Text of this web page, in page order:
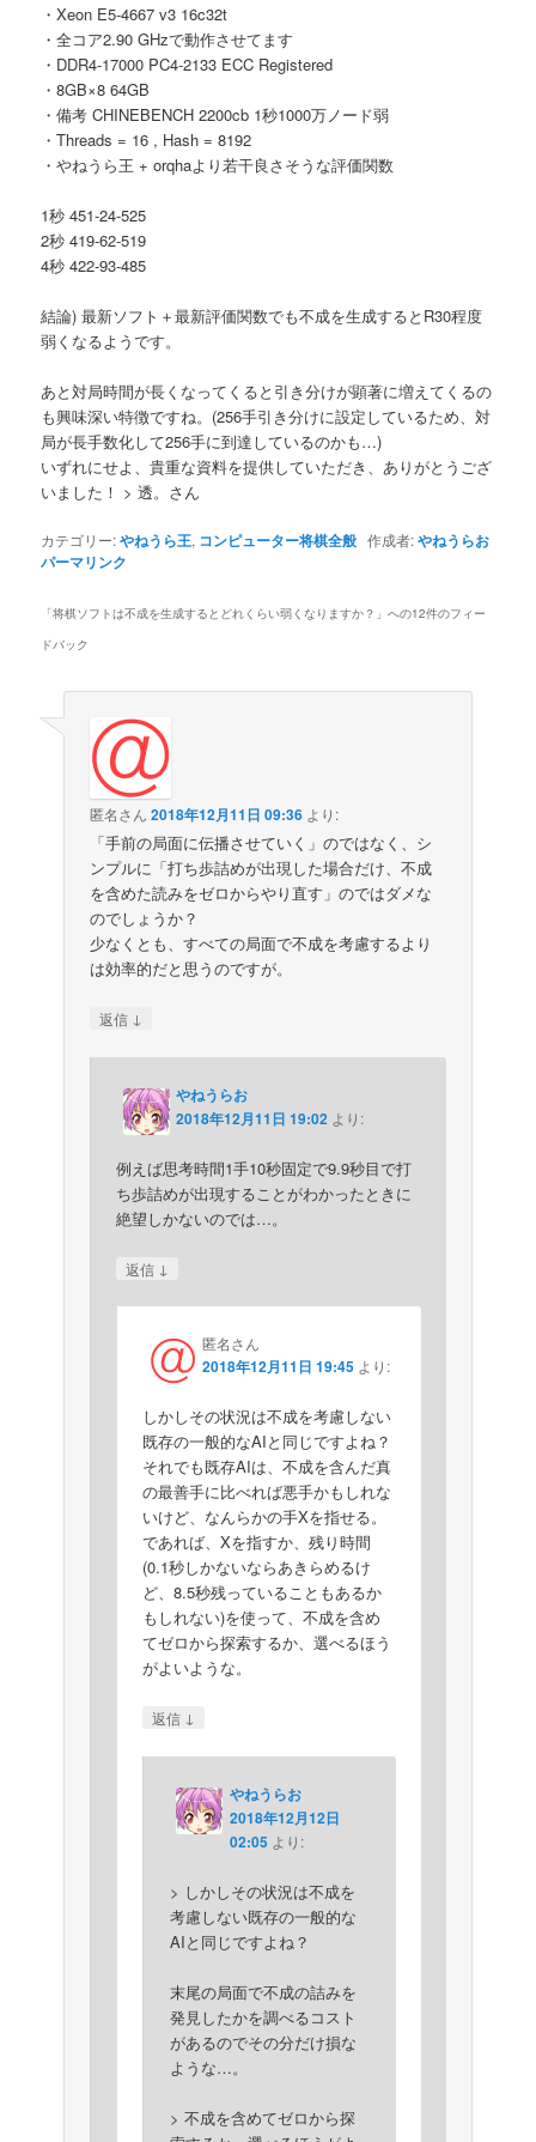
・Xeon E5-4667 v3 16c32t
・全コア2.90 GHzで動作させてます
・DDR4-17000 PC4-2133 ECC Registered
・8GB×8 64GB
・備考 CHINEBENCH 2200cb 1秒1000万ノード弱
・Threads = 16 , Hash = 8192
・やねうら王 + orqhaより若干良さそうな評価関数
1秒 451-24-525
2秒 419-62-519
4秒 422-93-485
結論) 最新ソフト＋最新評価関数でも不成を生成するとR30程度
弱くなるようです。
あと対局時間が長くなってくると引き分けが顕著に増えてくるの
も興味深い特徴ですね。(256手引き分けに設定しているため、対
局が長手数化して256手に到達しているのかも…)
いずれにせよ、貴重な資料を提供していただき、ありがとうござ
いました！ > 透。さん
カテゴリー:やねうら王, コンピューター将棋全般 作成者:やねうらお
パーマリンク
「将棋ソフトは不成を生成するとどれくらい弱くなりますか？ 」への12件のフィー
ドバック
匿名さん 2018年12月11日 09:36 より:
「手前の局面に伝播させていく」のではなく、シ
ンプルに「打ち歩詰めが出現した場合だけ、不成
を含めた読みをゼロからやり直す」のではダメな
のでしょうか？
少なくとも、すべての局面で不成を考慮するより
は効率的だと思うのですが。
返信 ↓
やねうらお
2018年12月11日 19:02 より:
例えば思考時間1手10秒固定で9.9秒目で打
ち歩詰めが出現することがわかったときに
絶望しかないのでは…。
返信 ↓
匿名さん
2018年12月11日 19:45 より:
しかしその状況は不成を考慮しない
既存の一般的なAIと同じですよね？
それでも既存AIは、不成を含んだ真
の最善手に比べれば悪手かもしれな
いけど、なんらかの手Xを指せる。
であれば、Xを指すか、残り時間
(0.1秒しかないならあきらめるけ
ど、8.5秒残っていることもあるか
もしれない)を使って、不成を含め
てゼロから探索するか、選べるほう
がよいような。
返信 ↓
やねうらお
2018年12月12日
02:05 より:
> しかしその状況は不成を
考慮しない既存の一般的な
AIと同じですよね？
末尾の局面で不成の詰みを
発見したかを調べるコスト
があるのでその分だけ損な
ような…。
> 不成を含めてゼロから探